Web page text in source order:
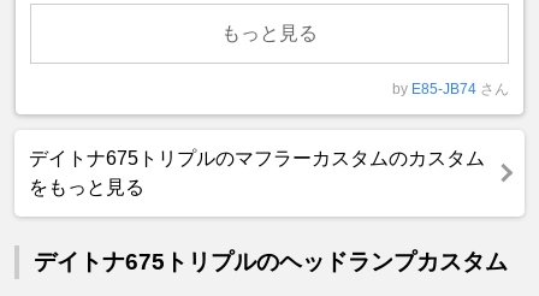
もっと見る
by E85-JB74 さん
デイトナ675トリプルのマフラーカスタムのカスタム
をもっと見る
デイトナ675トリプルのヘッドランプカスタム